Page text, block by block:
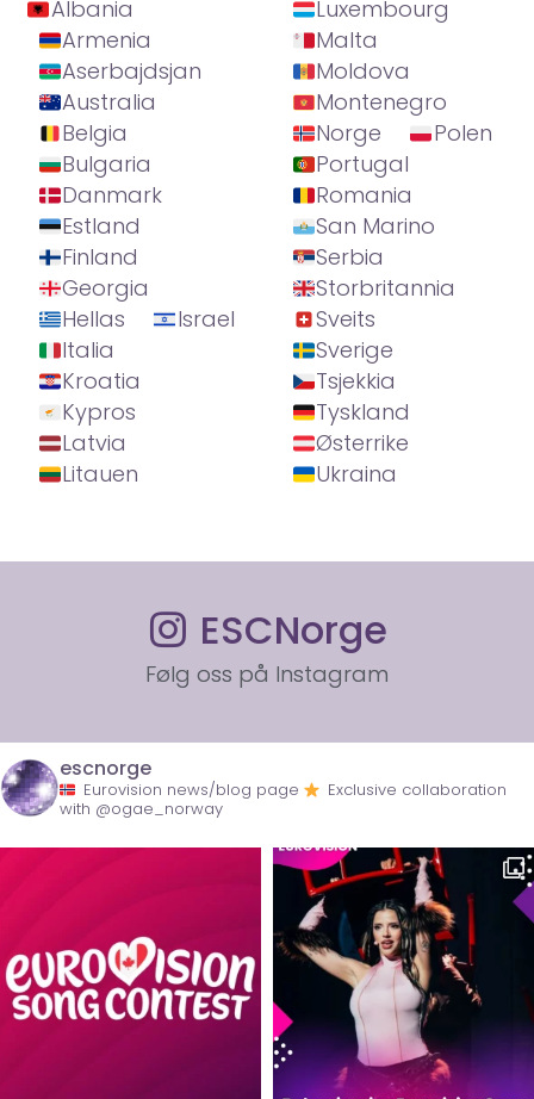
Albania
Armenia
Aserbajdsjan
Australia
Belgia
Bulgaria
Danmark
Estland
Finland
Georgia
Hellas
Israel
Italia
Kroatia
Kypros
Latvia
Litauen
Luxembourg
Malta
Moldova
Montenegro
Norge
Polen
Portugal
Romania
San Marino
Serbia
Storbritannia
Sveits
Sverige
Tsjekkia
Tyskland
Østerrike
Ukraina
ESCNorge
Følg oss på Instagram
escnorge
Eurovision news/blog page
Exclusive collaboration
with @ogae_norway